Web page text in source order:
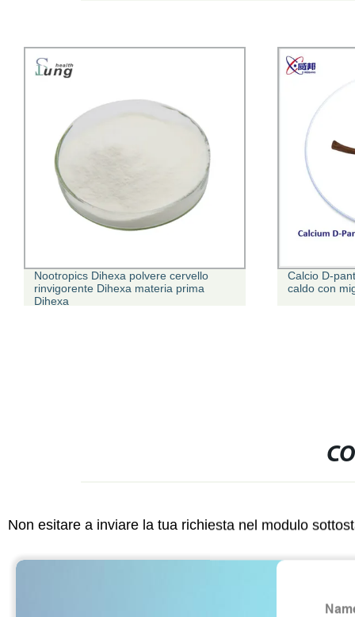
Nootropics Dihexa polvere cervello
rinvigorente Dihexa materia prima
Dihexa
Calcio D-
caldo con
Non esitare a inviare la tua richiesta nel modulo